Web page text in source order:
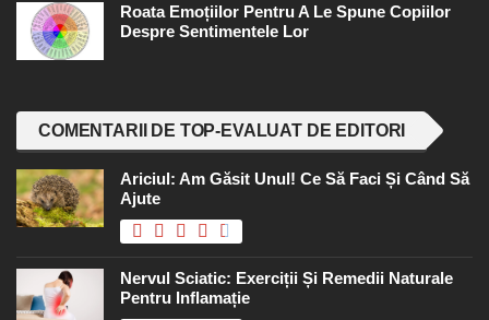
Roata Emoțiilor Pentru A Le Spune Copiilor
Despre Sentimentele Lor
COMENTARII DE TOP-EVALUAT DE EDITORI
Ariciul: Am Găsit Unul! Ce Să Faci Și Când Să
Ajute
Nervul Sciatic: Exerciții Și Remedii Naturale
Pentru Inflamație